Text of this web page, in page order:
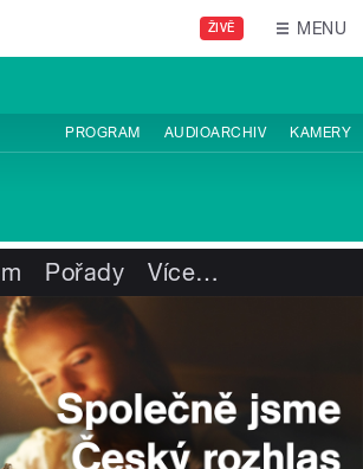
ŽIVĚ MENU
PROGRAM AUDIOARCHIV KAMERY
Pořady Více…